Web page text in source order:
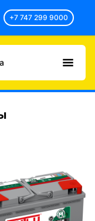
+7 747 299 9000